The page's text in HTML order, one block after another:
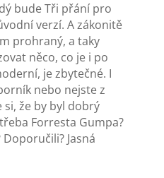
bude Tři přání pro
verzí. A zákonitě
prohraný, a taky
něco, co je i po
je zbytečné. I
nebo nejste z
že by byl dobrý
Forresta Gumpa?
Jasná